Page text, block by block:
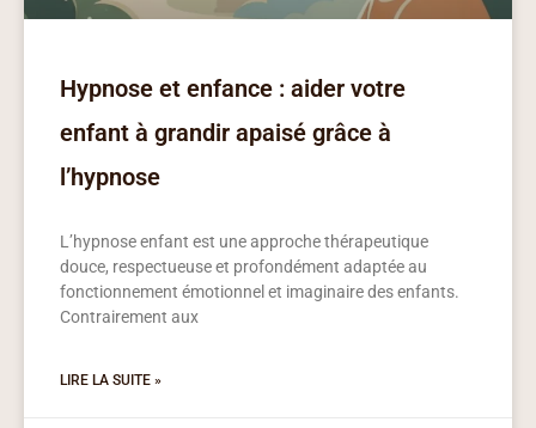
Hypnose et enfance : aider votre
enfant à grandir apaisé grâce à
l’hypnose
L’hypnose enfant est une approche thérapeutique
douce, respectueuse et profondément adaptée au
fonctionnement émotionnel et imaginaire des enfants.
Contrairement aux
LIRE LA SUITE »